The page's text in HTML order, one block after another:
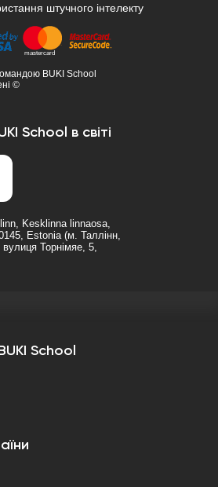
штучного інтелекту
BUKI School
©
School в світі
Kesklinna linnaosa,
Estonia (м. Таллінн,
Торнімяе, 5,
School